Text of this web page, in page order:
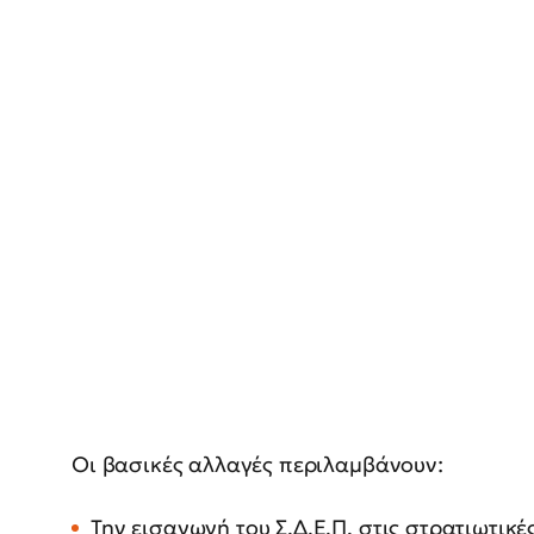
Οι βασικές αλλαγές περιλαμβάνουν:
Την εισαγωγή του Σ.Δ.Ε.Π. στις